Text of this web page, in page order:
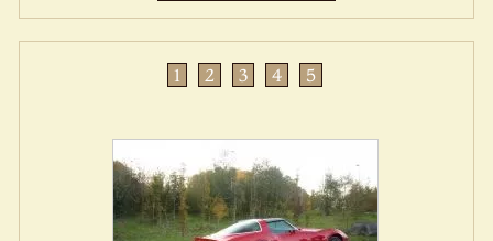
1 2 3 4 5